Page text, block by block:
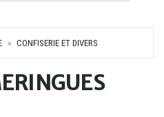
CONFISERIE ET DIVERS